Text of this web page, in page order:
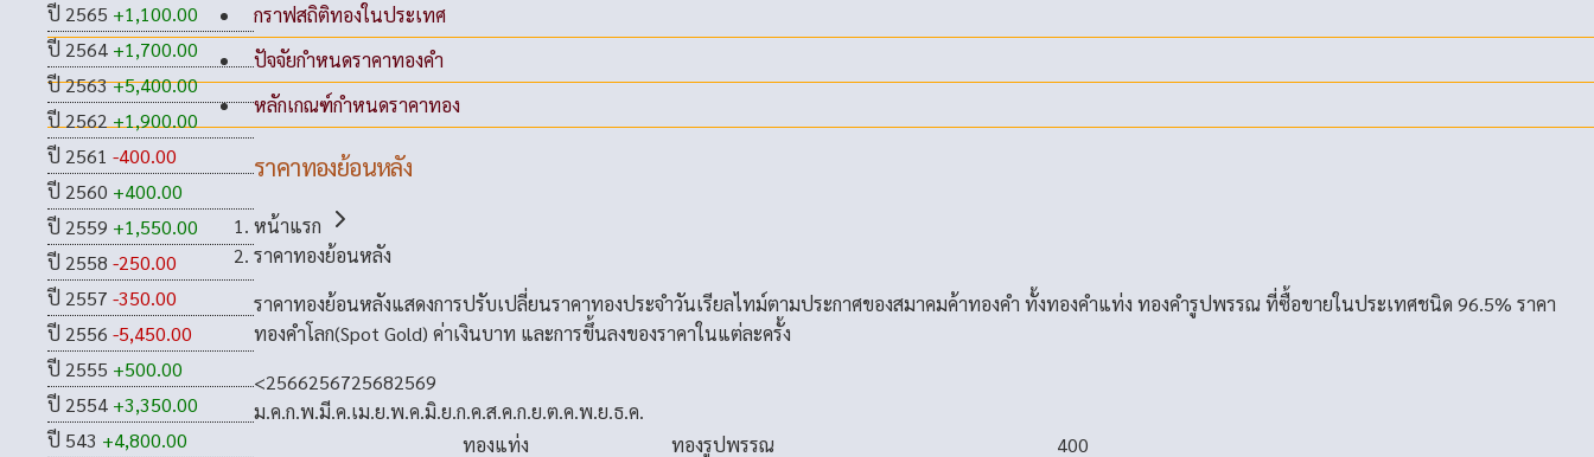
ปี 2565 +1,100.00
ปี 2564 +1,700.00
ปี 2563+5,400.00
ปี 2562+1,900.00
ปี 2561 -400.00
ปี 2560 +400.00
ปี 2559 +1,550.00
ปี 2558 -250.00
ปี 2557 -350.00
ปี 2556 -5,450.00
ปี 2555 +500.00
ปี 2554 +3,350.00
ปี 543 +4,800.00
กราฟสถิติทองในประเทศ
ปัจจัยกำหนดราคาทองคำ
หลักเกณฑ์กำหนดราคาทอง
ราคาทองย้อนหลัง
หน้าแรก
ราคาทองย้อนหลัง
ราคาทองย้อนหลังแสดงการปรับเปลี่ยนราคาทองประจำวันเรียลไทม์ตามประกาศของสมาคมค้าทองคำ ทั้งทองคำแท่ง ทองคำรูปพรรณ ที่ซื้อขายในประเทศชนิด 96.5% ราคา
ทองคำโลก(Spot Gold) ค่าเงินบาท และการขึ้นลงของราคาในแต่ละครั้ง
<2566256725682569
ม.ค.ก.พ.มี.ค.เม.ย.พ.ค.มิ.ย.ก.ค.ส.ค.ก.ย.ต.ค.พ.ย.ธ.ค.
ทองแท่ง
ทองรูปพรรณ
400